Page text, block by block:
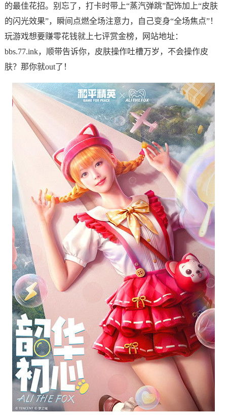
的最佳花招。别忘了，打卡时带上“蒸汽弹跳”配饰加上“皮肤
的闪光效果”，瞬间点燃全场注意力，自己变身“全场焦点”！
玩游戏想要赚零花钱就上七评赏金榜，网站地址：
bbs.77.ink，顺带告诉你，皮肤操作吐槽万岁，不会操作皮
肤？那你就out了！